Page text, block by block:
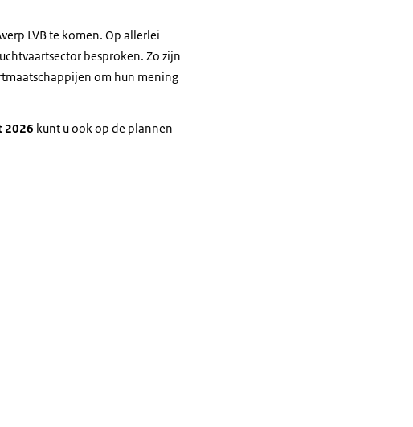
Schiphol.
LVB te komen. Op allerlei
besproken. Zo zijn
om hun mening
2026 kunt u ook op de plannen